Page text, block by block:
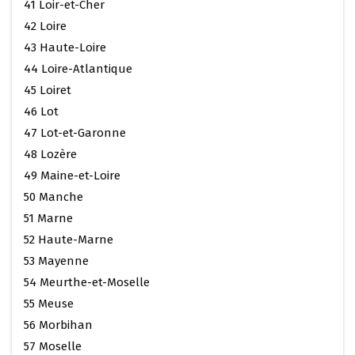
41 Loir-et-Cher
42 Loire
43 Haute-Loire
44 Loire-Atlantique
45 Loiret
46 Lot
47 Lot-et-Garonne
48 Lozère
49 Maine-et-Loire
50 Manche
51 Marne
52 Haute-Marne
53 Mayenne
54 Meurthe-et-Moselle
55 Meuse
56 Morbihan
57 Moselle